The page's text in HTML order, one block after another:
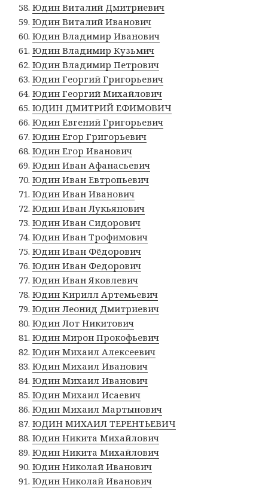
Юдин Виталий Дмитриевич
Юдин Виталий Иванович
Юдин Владимир Иванович
Юдин Владимир Кузьмич
Юдин Владимир Петрович
Юдин Георгий Григорьевич
Юдин Георгий Михайлович
ЮДИН ДМИТРИЙ ЕФИМОВИЧ
Юдин Евгений Григорьевич
Юдин Егор Григорьевич
Юдин Егор Иванович
Юдин Иван Афанасьевич
Юдин Иван Евтропьевич
Юдин Иван Иванович
Юдин Иван Лукьянович
Юдин Иван Сидорович
Юдин Иван Трофимович
Юдин Иван Фёдорович
Юдин Иван Федорович
Юдин Иван Яковлевич
Юдин Кирилл Артемьевич
Юдин Леонид Дмитриевич
Юдин Лот Никитович
Юдин Мирон Прокофьевич
Юдин Михаил Алексеевич
Юдин Михаил Иванович
Юдин Михаил Иванович
Юдин Михаил Исаевич
Юдин Михаил Мартынович
ЮДИН МИХАИЛ ТЕРЕНТЬЕВИЧ
Юдин Никита Михайлович
Юдин Никита Михайлович
Юдин Николай Иванович
Юдин Николай Иванович